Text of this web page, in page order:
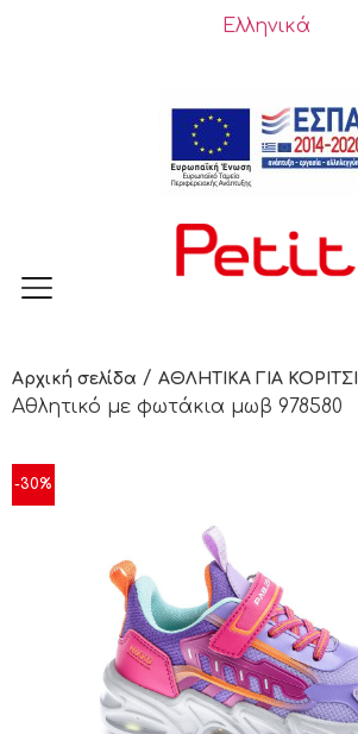
Ελληνικά
Αρχική σελίδα / ΑΘΛΗΤΙΚΑ ΓΙΑ ΚΟΡΙΤΣΙ
Αθλητικό με φωτάκια μωβ 978580
-30%